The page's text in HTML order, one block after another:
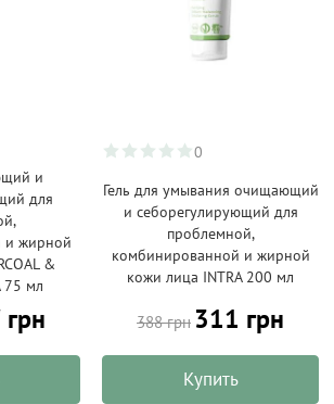
и
для
и жирной
&
75 мл
0
Гель для умывания очищающий
и себорегулирующий для
проблемной,
комбинированной и жирной
кожи лица INTRA 200 мл
388 грн 311 грн
Купить